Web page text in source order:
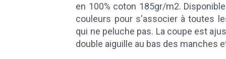
en 100% coton 185gr/m2.
couleurs pour s'associer à toutes
qui ne peluche pas. La coupe est
double aiguille au bas des manches